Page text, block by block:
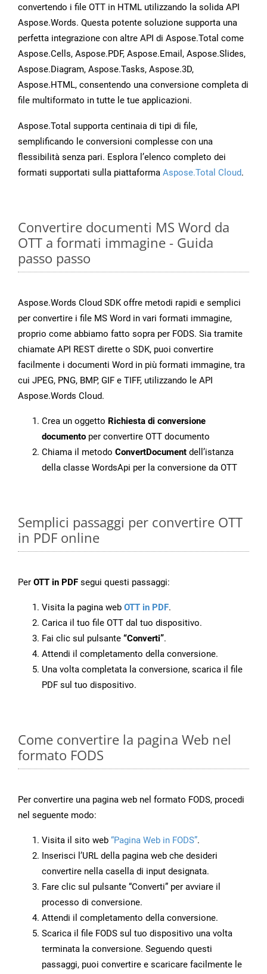
convertendo i file OTT in HTML utilizzando la solida API
Aspose.Words. Questa potente soluzione supporta una
perfetta integrazione con altre API di Aspose.Total come
Aspose.Cells, Aspose.PDF, Aspose.Email, Aspose.Slides,
Aspose.Diagram, Aspose.Tasks, Aspose.3D,
Aspose.HTML, consentendo una conversione completa di
file multiformato in tutte le tue applicazioni.
Aspose.Total supporta centinaia di tipi di file,
semplificando le conversioni complesse con una
flessibilità senza pari. Esplora l’elenco completo dei
formati supportati sulla piattaforma Aspose.Total Cloud.
Convertire documenti MS Word da
OTT a formati immagine - Guida
passo passo
Aspose.Words Cloud SDK offre metodi rapidi e semplici
per convertire i file MS Word in vari formati immagine,
proprio come abbiamo fatto sopra per FODS. Sia tramite
chiamate API REST dirette o SDK, puoi convertire
facilmente i documenti Word in più formati immagine, tra
cui JPEG, PNG, BMP, GIF e TIFF, utilizzando le API
Aspose.Words Cloud.
Crea un oggetto Richiesta di conversione
documento per convertire OTT documento
Chiama il metodo ConvertDocument dell’istanza
della classe WordsApi per la conversione da OTT
Semplici passaggi per convertire OTT
in PDF online
Per OTT in PDF segui questi passaggi:
Visita la pagina web OTT in PDF.
Carica il tuo file OTT dal tuo dispositivo.
Fai clic sul pulsante “Converti”.
Attendi il completamento della conversione.
Una volta completata la conversione, scarica il file
PDF sul tuo dispositivo.
Come convertire la pagina Web nel
formato FODS
Per convertire una pagina web nel formato FODS, procedi
nel seguente modo:
Visita il sito web “Pagina Web in FODS”.
Inserisci l’URL della pagina web che desideri
convertire nella casella di input designata.
Fare clic sul pulsante “Converti” per avviare il
processo di conversione.
Attendi il completamento della conversione.
Scarica il file FODS sul tuo dispositivo una volta
terminata la conversione. Seguendo questi
passaggi, puoi convertire e scaricare facilmente le